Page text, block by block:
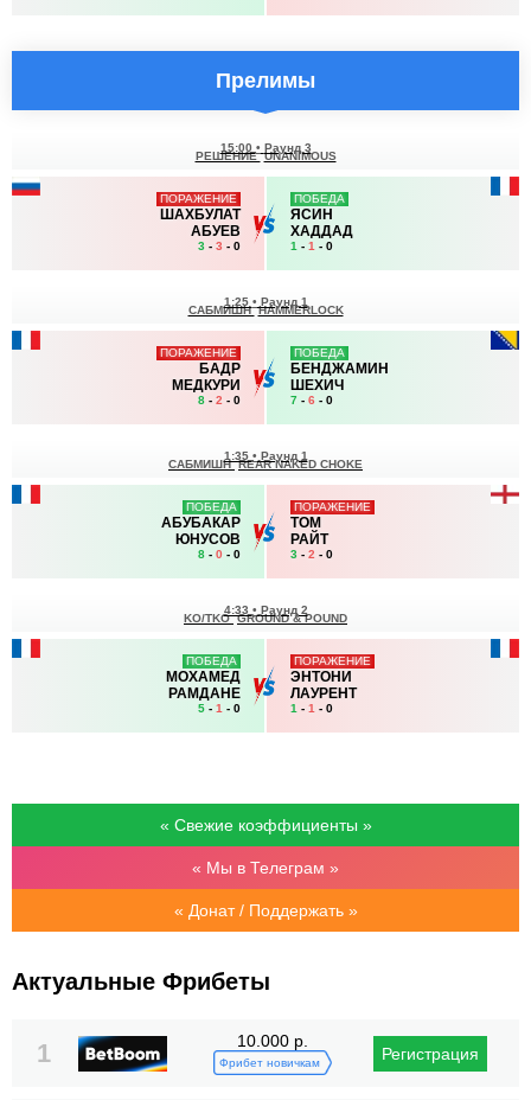
Прелимы
ПОРАЖЕНИЕ
ШАХБУЛАТ
АБУЕВ
3 - 3 - 0
15:00 • Раунд 3
РЕШЕНИЕ UNANIMOUS
ПОБЕДА
ЯСИН
ХАДДАД
1 - 1 - 0
ПОРАЖЕНИЕ
БАДР
МЕДКУРИ
8 - 2 - 0
1:25 • Раунд 1
САБМИШН HAMMERLOCK
ПОБЕДА
БЕНДЖАМИН
ШЕХИЧ
7 - 6 - 0
ПОБЕДА
АБУБАКАР
ЮНУСОВ
8 - 0 - 0
1:35 • Раунд 1
САБМИШН REAR NAKED CHOKE
ПОРАЖЕНИЕ
ТОМ
РАЙТ
3 - 2 - 0
ПОБЕДА
МОХАМЕД
РАМДАНЕ
5 - 1 - 0
4:33 • Раунд 2
KO/TKO GROUND & POUND
ПОРАЖЕНИЕ
ЭНТОНИ
ЛАУРЕНТ
1 - 1 - 0
« Свежие коэффициенты »
« Мы в Телеграм »
« Донат / Поддержать »
Актуальные Фрибеты
1 10.000 р.
Фрибет новичкам Регистрация